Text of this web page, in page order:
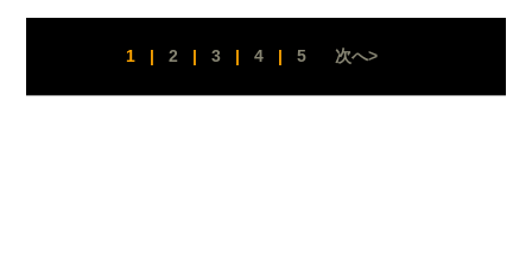
1 | 2 | 3 | 4 | 5 次へ>